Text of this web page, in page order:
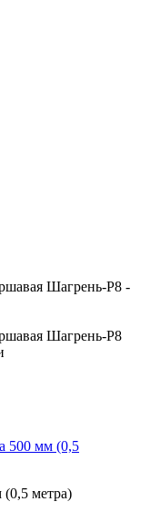
Шагрень-Р8 -
Шагрень-Р8
(0,5 метра)